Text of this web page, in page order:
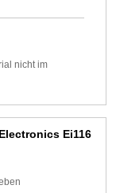
nicht im
Ei116